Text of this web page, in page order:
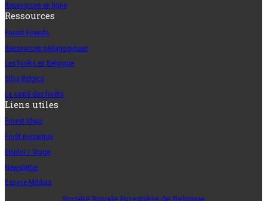
Ressources en ligne
Ressources
Forest Friends
Ressources pédagogiques
Les forêts en Belgique
Silva Belgica
La santé des forêts
Liens utiles
Forest Shop
Forêt mosaïque
Emploi / Stage
Newsletter
Espace Médias
Société Royale Forestière de Belgique